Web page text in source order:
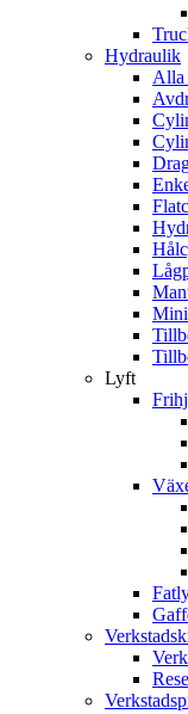
Hydraulik
Alla
Lyft